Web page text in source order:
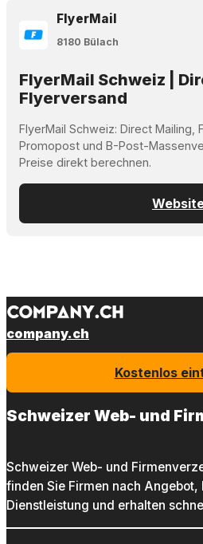
FlyerMail
8180 Bülach
FlyerMail Schweiz |
Flyerversand
FlyerMail Schweiz: Direct Mailing,
Promopost und B-Post-
Preise direkt berechnen.
company.ch
Kostenlos
Schweizer Web- und
Schweizer Web- und
finden Sie Firmen nach Angebot,
Dienstleistung und erhalten